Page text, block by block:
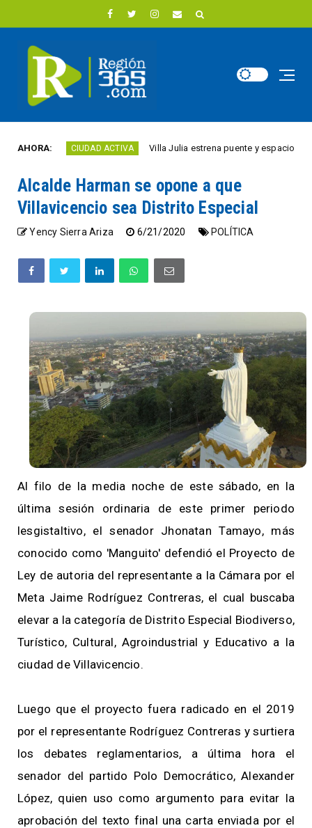
AHORA:
CIUDAD ACTIVA Villa Julia estrena puente y espacios
Alcalde Harman se opone a que
Villavicencio sea Distrito Especial
Yency Sierra Ariza 6/21/2020 POLÍTICA
Al filo de la media noche de este sábado, en la
última sesión ordinaria de este primer periodo
lesgistaltivo, el senador Jhonatan Tamayo, más
conocido como 'Manguito' defendió el Proyecto de
Ley de autoria del representante a la Cámara por el
Meta Jaime Rodríguez Contreras, el cual buscaba
elevar a la categoría de Distrito Especial Biodiverso,
Turístico, Cultural, Agroindustrial y Educativo a la
ciudad de Villavicencio.
Luego que el proyecto fuera radicado en el 2019
por el representante Rodríguez Contreras y surtiera
los debates reglamentarios, a última hora el
senador del partido Polo Democrático, Alexander
López, quien uso como argumento para evitar la
aprobación del texto final una carta enviada por el